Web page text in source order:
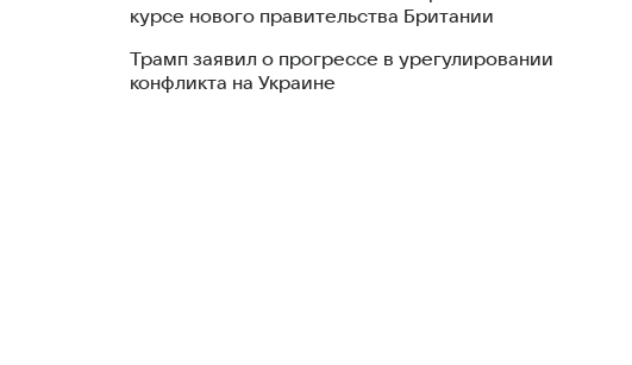
курсе нового правительства Британии
Трамп заявил о прогрессе в урегулировании
конфликта на Украине